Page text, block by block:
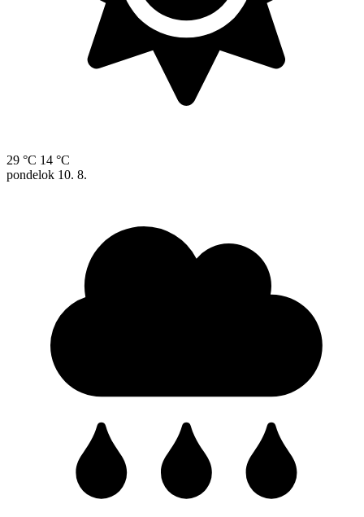
29 °C 14 °C
pondelok 10. 8.